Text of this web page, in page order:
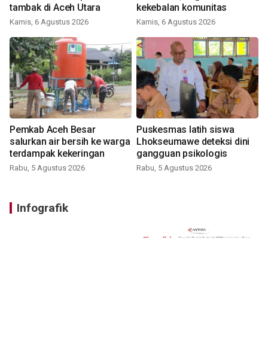
tambak di Aceh Utara
Kamis, 6 Agustus 2026
kekebalan komunitas
Kamis, 6 Agustus 2026
Pemkab Aceh Besar
salurkan air bersih ke warga
terdampak kekeringan
Rabu, 5 Agustus 2026
Puskesmas latih siswa
Lhokseumawe deteksi dini
gangguan psikologis
Rabu, 5 Agustus 2026
Infografik